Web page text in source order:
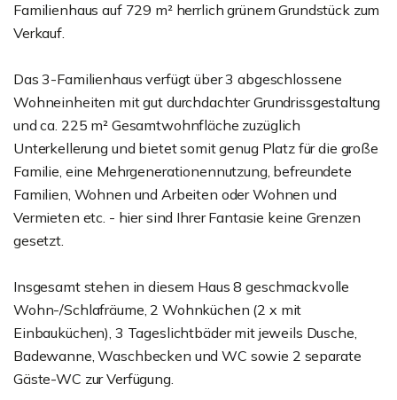
Familienhaus auf 729 m² herrlich grünem Grundstück zum
Verkauf.
Das 3-Familienhaus verfügt über 3 abgeschlossene
Wohneinheiten mit gut durchdachter Grundrissgestaltung
und ca. 225 m² Gesamtwohnfläche zuzüglich
Unterkellerung und bietet somit genug Platz für die große
Familie, eine Mehrgenerationennutzung, befreundete
Familien, Wohnen und Arbeiten oder Wohnen und
Vermieten etc. - hier sind Ihrer Fantasie keine Grenzen
gesetzt.
Insgesamt stehen in diesem Haus 8 geschmackvolle
Wohn-/Schlafräume, 2 Wohnküchen (2 x mit
Einbauküchen), 3 Tageslichtbäder mit jeweils Dusche,
Badewanne, Waschbecken und WC sowie 2 separate
Gäste-WC zur Verfügung.